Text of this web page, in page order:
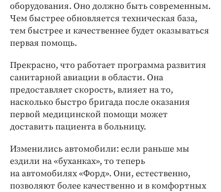
оборудования. Оно должно быть современным.
Чем быстрее обновляется техническая база,
тем быстрее и качественнее будет оказываться
первая помощь.
Прекрасно, что работает программа развития
санитарной авиации в области. Она
предоставляет скорость, влияет на то,
насколько быстро бригада после оказания
первой медицинской помощи может
доставить пациента в больницу.
Изменились автомобили: если раньше мы
ездили на «буханках», то теперь
на автомобилях «Форд». Они, естественно,
позволяют более качественно и в комфортных